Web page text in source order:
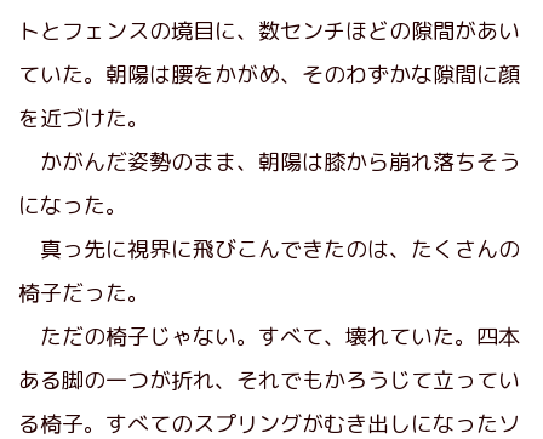
トとフェンスの境目に、数センチほどの隙間があい
ていた。朝陽は腰をかがめ、そのわずかな隙間に顔
を近づけた。
かがんだ姿勢のまま、朝陽は膝から崩れ落ちそう
になった。
真っ先に視界に飛びこんできたのは、たくさんの
椅子だった。
ただの椅子じゃない。すべて、壊れていた。四本
ある脚の一つが折れ、それでもかろうじて立ってい
る椅子。すべてのスプリングがむき出しになったソ